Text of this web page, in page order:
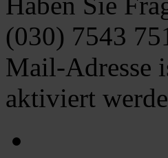
(030) 7543
Mail-Adresse
aktiviert